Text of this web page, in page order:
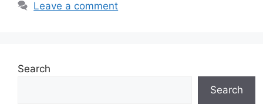
Leave a comment
Search
Search